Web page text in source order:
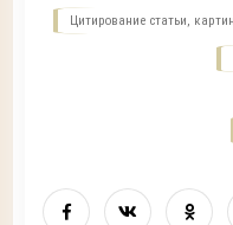
Цитирование статьи,